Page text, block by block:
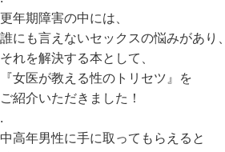
更年期障害の中には、
誰にも言えないセックスの悩みがあり、
それを解決する本として、
『女医が教える性のトリセツ』を
ご紹介いただきました！
.
中高年男性に手に取ってもらえると